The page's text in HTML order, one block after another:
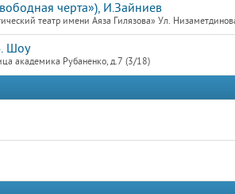
черта»), И.Зайниев
театр имени Аяза Гилязова» Ул.
Шоу
академика Рубаненко, д.7 (3/18)